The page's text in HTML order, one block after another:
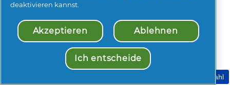
Meine Cookie Auswahl
deaktivieren kannst.
Akzeptieren Ablehnen
Ich entscheide